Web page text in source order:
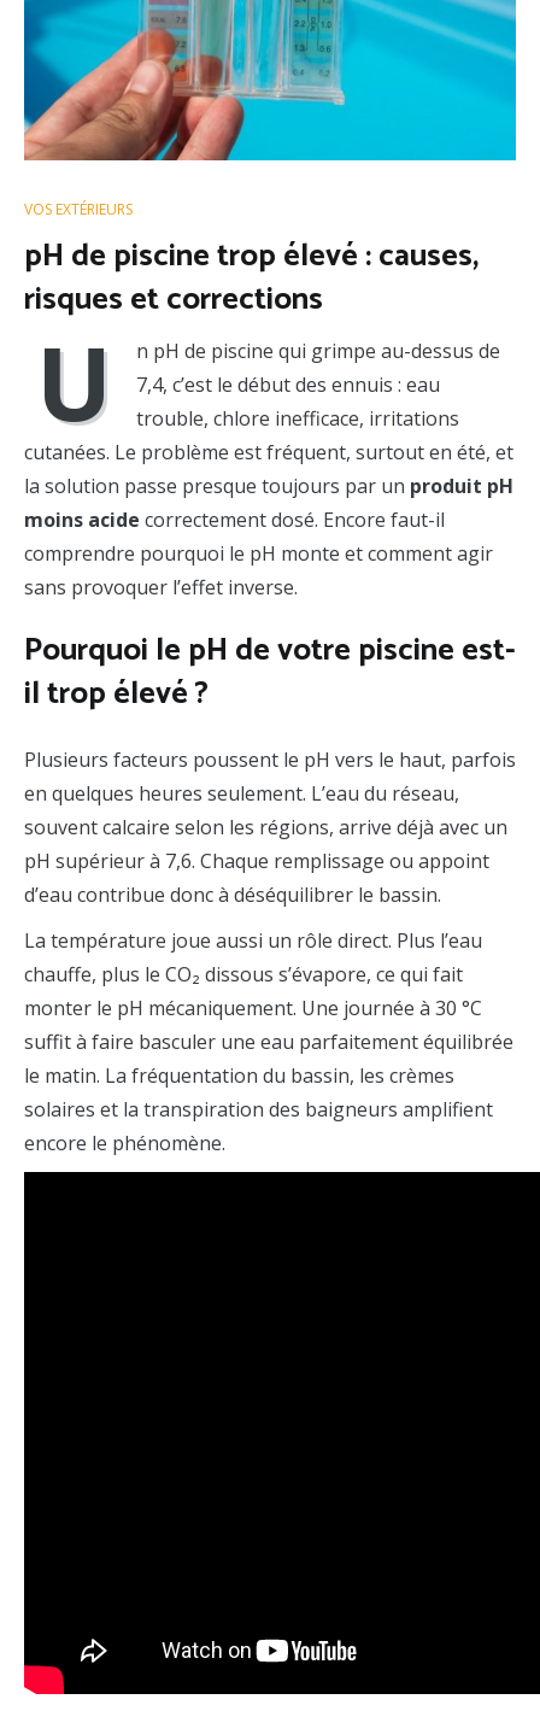
VOS EXTÉRIEURS
pH de piscine trop élevé : causes,
risques et corrections
U
n pH de piscine qui grimpe au-dessus de
7,4, c’est le début des ennuis : eau
trouble, chlore inefficace, irritations
cutanées. Le problème est fréquent, surtout en été, et
la solution passe presque toujours par un produit pH
moins acide correctement dosé. Encore faut-il
comprendre pourquoi le pH monte et comment agir
sans provoquer l’effet inverse.
Pourquoi le pH de votre piscine est-
il trop élevé ?
Plusieurs facteurs poussent le pH vers le haut, parfois
en quelques heures seulement. L’eau du réseau,
souvent calcaire selon les régions, arrive déjà avec un
pH supérieur à 7,6. Chaque remplissage ou appoint
d’eau contribue donc à déséquilibrer le bassin.
La température joue aussi un rôle direct. Plus l’eau
chauffe, plus le CO₂ dissous s’évapore, ce qui fait
monter le pH mécaniquement. Une journée à 30 °C
suffit à faire basculer une eau parfaitement équilibrée
le matin. La fréquentation du bassin, les crèmes
solaires et la transpiration des baigneurs amplifient
encore le phénomène.